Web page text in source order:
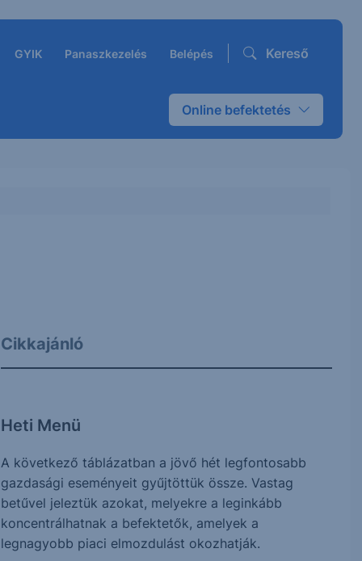
GYIK Panaszkezelés Belépés Kereső
Online befektetés
Cikkajánló
Heti Menü
A következő táblázatban a jövő hét legfontosabb
gazdasági eseményeit gyűjtöttük össze. Vastag
betűvel jeleztük azokat, melyekre a leginkább
koncentrálhatnak a befektetők, amelyek a
legnagyobb piaci elmozdulást okozhatják.